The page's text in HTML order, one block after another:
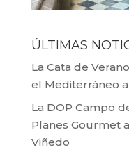
ÚLTIMAS
La Cata de
el Mediterráneo
La DOP Campo
Planes Gourmet
Viñedo